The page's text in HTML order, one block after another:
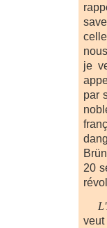
je
par
20
veut